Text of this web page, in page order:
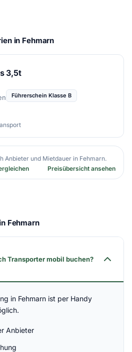
in Fehmarn
3,5t
Führerschein Klasse B
Anbieter und Mietdauer in Fehmarn.
Preisübersicht ansehen
Fehmarn
Transporter mobil buchen?
in Fehmarn ist per Handy
Anbieter